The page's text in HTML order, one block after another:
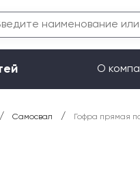
О
/ Самосвал / Гофра прямая